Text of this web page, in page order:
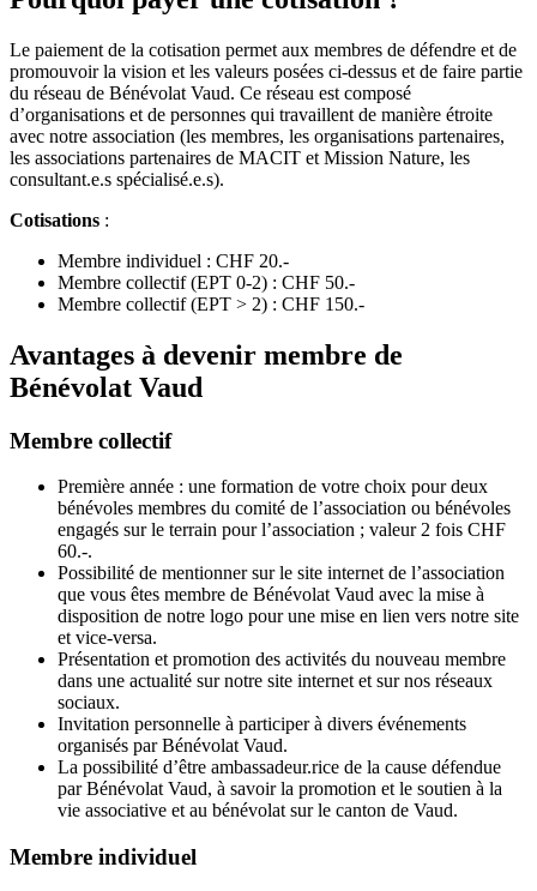
Le paiement de la cotisation permet aux membres de défendre et de
promouvoir la vision et les valeurs posées ci-dessus et de faire partie
du réseau de Bénévolat Vaud. Ce réseau est composé
d’organisations et de personnes qui travaillent de manière étroite
avec notre association (les membres, les organisations partenaires,
les associations partenaires de MACIT et Mission Nature, les
consultant.e.s spécialisé.e.s).
Cotisations :
Membre individuel : CHF 20.-
Membre collectif (EPT 0-2) : CHF 50.-
Membre collectif (EPT > 2) : CHF 150.-
Avantages à devenir membre de
Bénévolat Vaud
Membre collectif
Première année : une formation de votre choix pour deux
bénévoles membres du comité de l’association ou bénévoles
engagés sur le terrain pour l’association ; valeur 2 fois CHF
60.-.
Possibilité de mentionner sur le site internet de l’association
que vous êtes membre de Bénévolat Vaud avec la mise à
disposition de notre logo pour une mise en lien vers notre site
et vice-versa.
Présentation et promotion des activités du nouveau membre
dans une actualité sur notre site internet et sur nos réseaux
sociaux.
Invitation personnelle à participer à divers événements
organisés par Bénévolat Vaud.
La possibilité d’être ambassadeur.rice de la cause défendue
par Bénévolat Vaud, à savoir la promotion et le soutien à la
vie associative et au bénévolat sur le canton de Vaud.
Membre individuel